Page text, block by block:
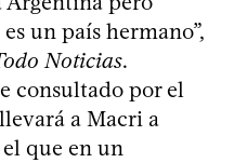
un país hermano”,
Noticias.
consultado por el
a Macri a
que en un